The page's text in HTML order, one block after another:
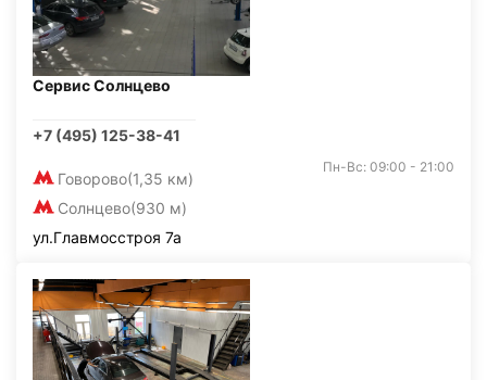
Сервис Солнцево
+7 (495) 125-38-41
Говорово(1,35 км)
Солнцево(930 м)
Пн-Вс: 09:00 - 21:00
ул.Главмосстроя 7а